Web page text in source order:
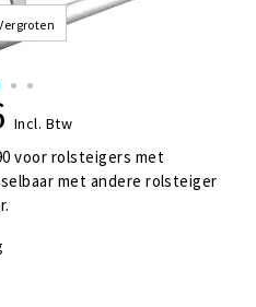
Incl. Btw
voor rolsteigers met
met andere rolsteiger